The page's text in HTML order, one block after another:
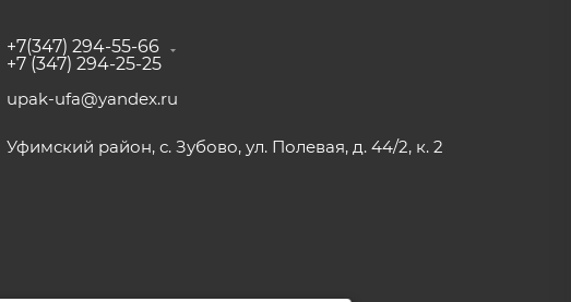
+7(347) 294-55-66
+7 (347) 294-25-25
upak-ufa@yandex.ru
Уфимский район, с. Зубово, ул. Полевая, д. 44/2, к. 2